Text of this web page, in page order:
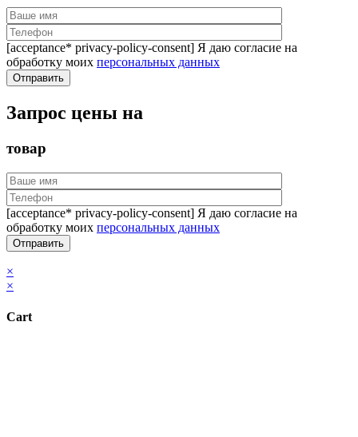
[acceptance* privacy-policy-consent] Я даю согласие на
обработку моих персональных данных
Запрос цены на
товар
[acceptance* privacy-policy-consent] Я даю согласие на
обработку моих персональных данных
×
×
Cart